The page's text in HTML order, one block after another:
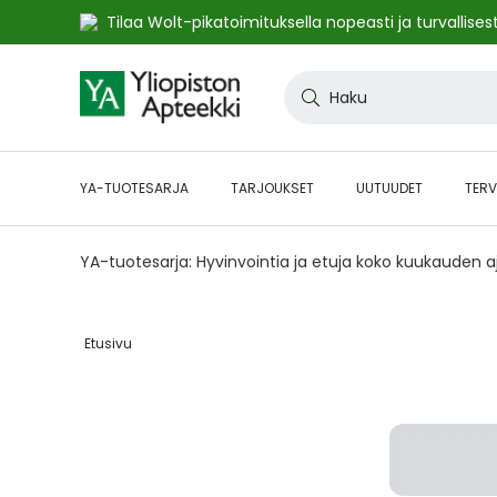
Tilaa Wolt-pikatoimituksella nopeasti ja
to
Content
YA-TUOTESARJA TARJOUKSET UUTUUDET
YA-tuotesarja: Hyvinvointia ja etuja koko
Etusivu‎